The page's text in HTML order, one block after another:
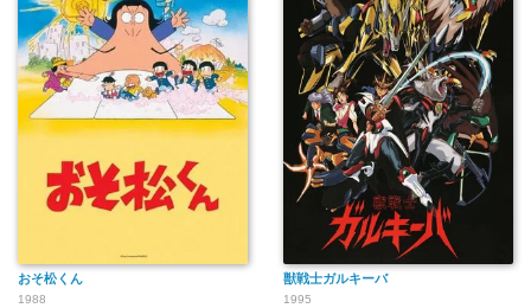
おそ松くん
1988
獣戦士ガルキーバ
1995